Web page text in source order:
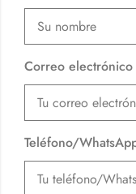
Correo electrónico
Teléfono/